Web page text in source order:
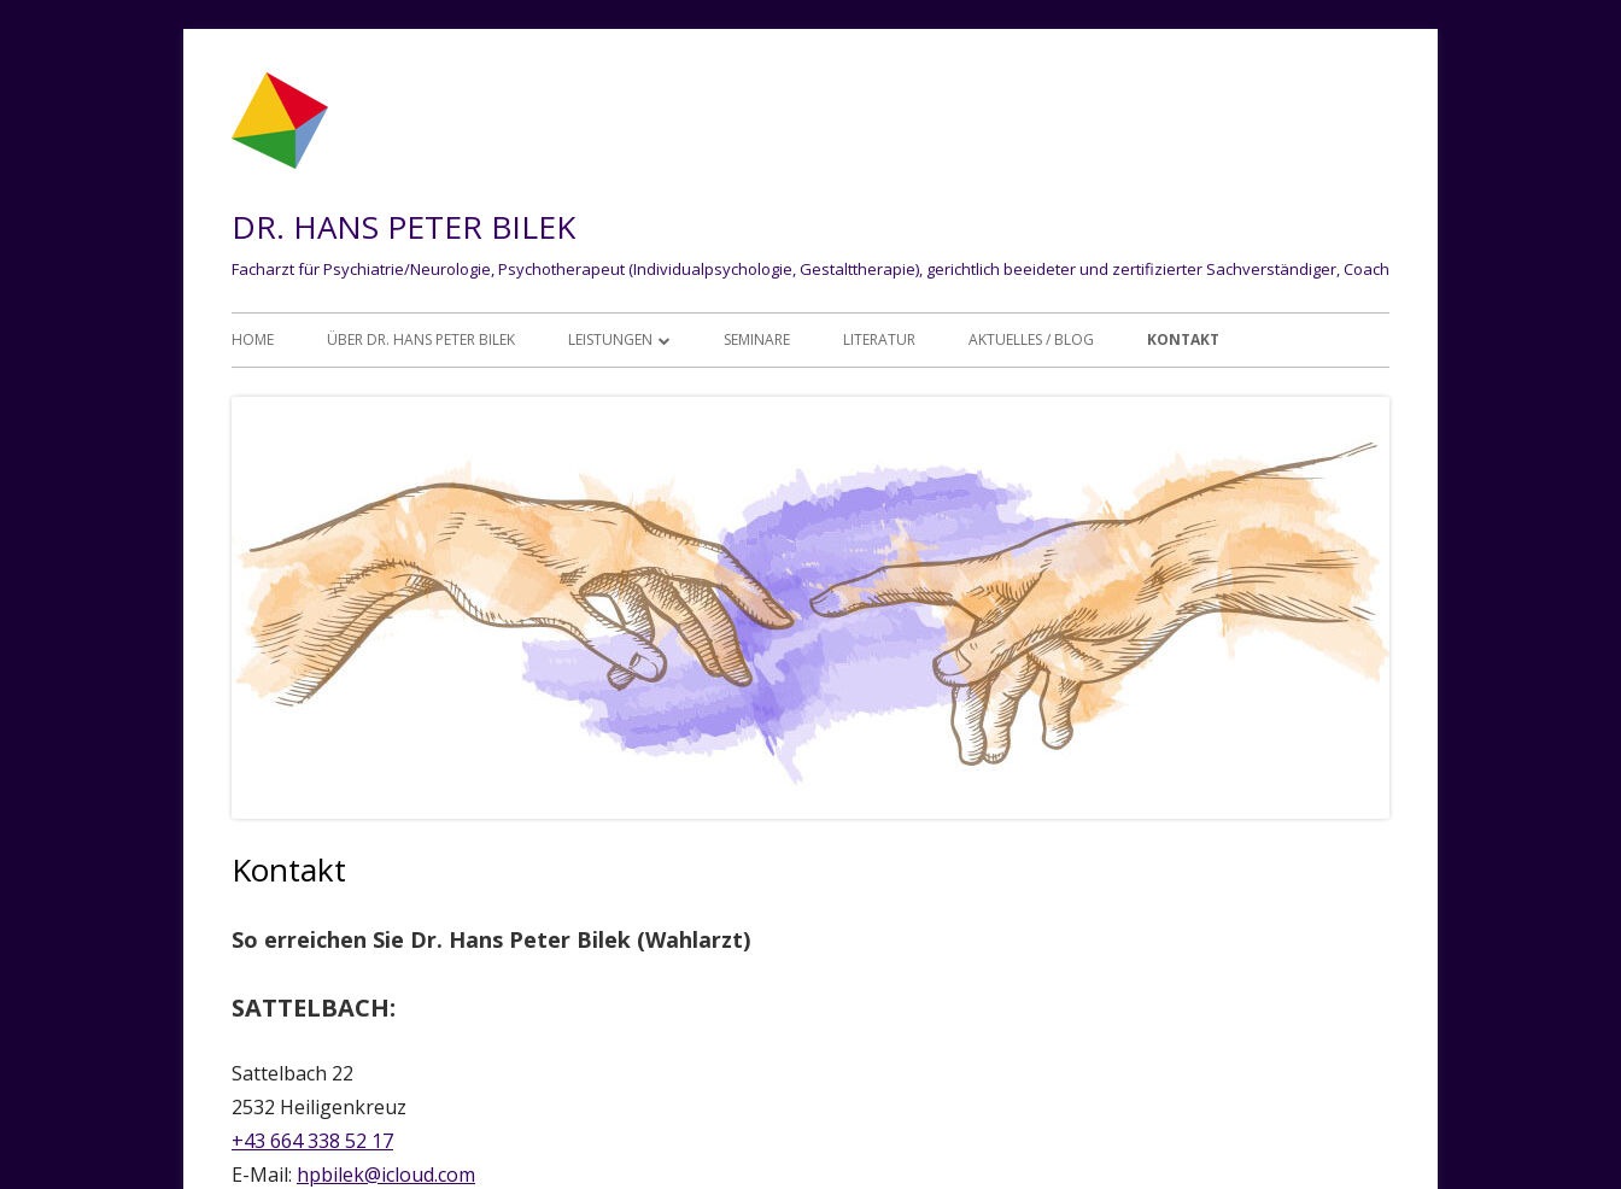
DR. HANS PETER BILEK
Facharzt für Psychiatrie/Neurologie, Psychotherapeut (Individualpsychologie, Gestalttherapie), gerichtlich beeideter und zertifizierter Sachverständiger, Coach
Primäres
HOME ÜBER DR. HANS PETER BILEK LEISTUNGEN
GUTACHTERLICHE TÄTIGKEITEN
COACHING
OPEN END SETTING
SEMINARE LITERATUR AKTUELLES / BLOG KONTAKT
Kontakt
So erreichen Sie Dr. Hans Peter Bilek (Wahlarzt)
SATTELBACH:
Sattelbach 22
2532 Heiligenkreuz
+43 664 338 52 17
E-Mail: hpbilek@icloud.com